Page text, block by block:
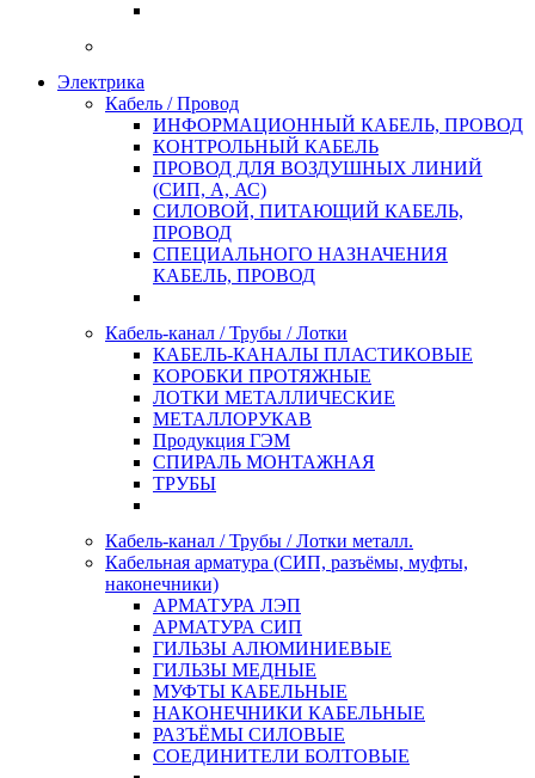
Электрика
Кабель / Провод
ИНФОРМАЦИОННЫЙ КАБЕЛЬ, ПРОВОД
КОНТРОЛЬНЫЙ КАБЕЛЬ
ПРОВОД ДЛЯ ВОЗДУШНЫХ ЛИНИЙ
(СИП, А, АС)
СИЛОВОЙ, ПИТАЮЩИЙ КАБЕЛЬ,
ПРОВОД
СПЕЦИАЛЬНОГО НАЗНАЧЕНИЯ
КАБЕЛЬ, ПРОВОД
Кабель-канал / Трубы / Лотки
КАБЕЛЬ-КАНАЛЫ ПЛАСТИКОВЫЕ
КОРОБКИ ПРОТЯЖНЫЕ
ЛОТКИ МЕТАЛЛИЧЕСКИЕ
МЕТАЛЛОРУКАВ
Продукция ГЭМ
СПИРАЛЬ МОНТАЖНАЯ
ТРУБЫ
Кабель-канал / Трубы / Лотки металл.
Кабельная арматура (СИП, разъёмы, муфты,
наконечники)
АРМАТУРА ЛЭП
АРМАТУРА СИП
ГИЛЬЗЫ АЛЮМИНИЕВЫЕ
ГИЛЬЗЫ МЕДНЫЕ
МУФТЫ КАБЕЛЬНЫЕ
НАКОНЕЧНИКИ КАБЕЛЬНЫЕ
РАЗЪЁМЫ СИЛОВЫЕ
СОЕДИНИТЕЛИ БОЛТОВЫЕ